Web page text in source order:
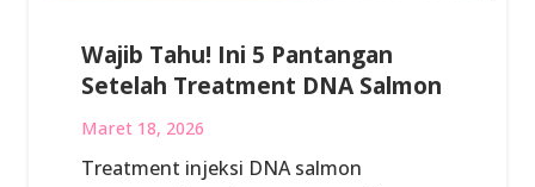
Wajib Tahu! Ini 5 Pantangan
Setelah Treatment DNA Salmon
Maret 18, 2026
Treatment injeksi DNA salmon